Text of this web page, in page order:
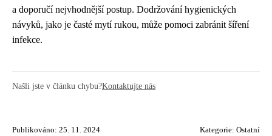
a doporučí nejvhodnější postup. Dodržování hygienických
návyků, jako je časté mytí rukou, může pomoci zabránit šíření
infekce.
Našli jste v článku chybu?Kontaktujte nás
Publikováno: 25. 11. 2024 Kategorie: Ostatní